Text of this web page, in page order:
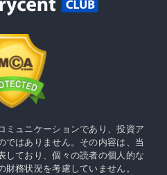
ミュニケーションであり、投資ア
ではありません。その内容は、当
しており、個々の読者の個人的な
務状況を考慮していません。